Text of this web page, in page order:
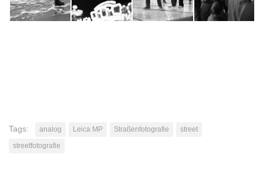
Tags: analog Leica MP Straßenfotografie
street
streetfotografie